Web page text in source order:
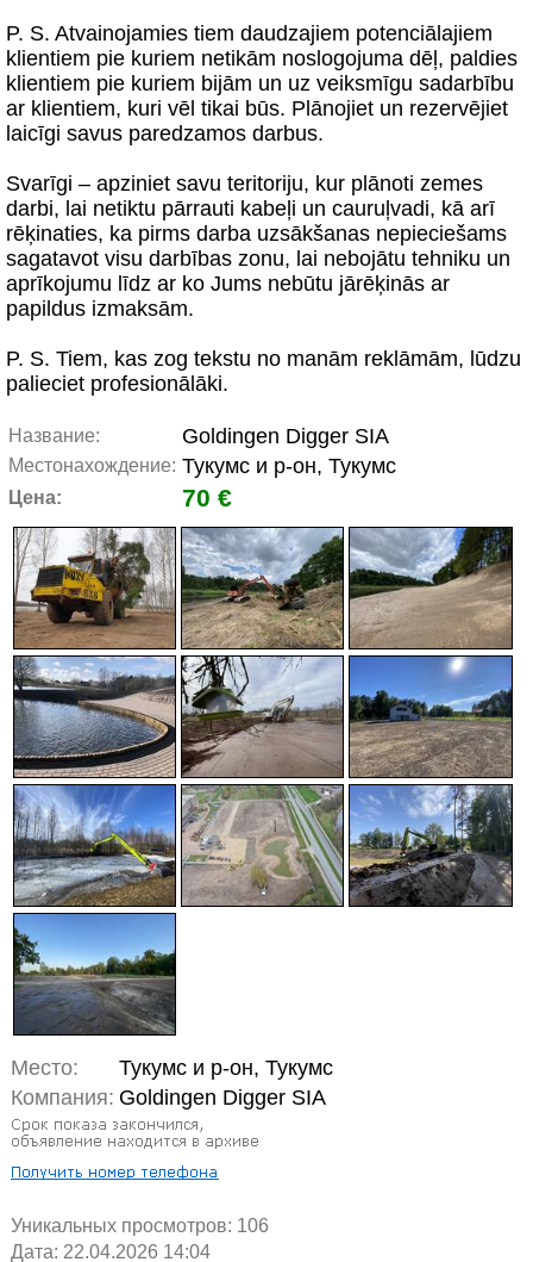
P. S. Atvainojamies tiem daudzajiem potenciālajiem
klientiem pie kuriem netikām noslogojuma dēļ, paldies
klientiem pie kuriem bijām un uz veiksmīgu sadarbību
ar klientiem, kuri vēl tikai būs. Plānojiet un rezervējiet
laicīgi savus paredzamos darbus.
Svarīgi – apziniet savu teritoriju, kur plānoti zemes
darbi, lai netiktu pārrauti kabeļi un cauruļvadi, kā arī
rēķinaties, ka pirms darba uzsākšanas nepieciešams
sagatavot visu darbības zonu, lai nebojātu tehniku un
aprīkojumu līdz ar ko Jums nebūtu jārēķinās ar
papildus izmaksām.
P. S. Tiem, kas zog tekstu no manām reklāmām, lūdzu
palieciet profesionālāki.
Название: Goldingen Digger SIA
Местонахождение: Тукумс и р-он, Тукумс
Цена: 70 €
Место:
Тукумс и р-он, Тукумс
Компания: Goldingen Digger SIA
Уникальных просмотров: 106
Дата: 22.04.2026 14:04